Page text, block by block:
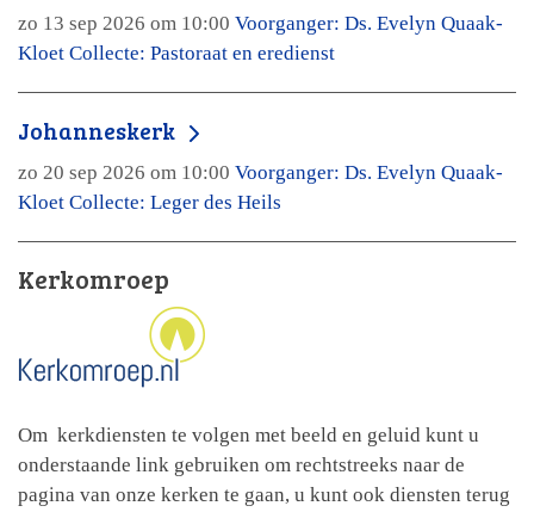
zo 13 sep 2026 om 10:00 Voorganger: Ds. Evelyn Quaak-
Kloet Collecte: Pastoraat en eredienst
Johanneskerk
zo 20 sep 2026 om 10:00 Voorganger: Ds. Evelyn Quaak-
Kloet Collecte: Leger des Heils
Kerkomroep
Om kerkdiensten te volgen met beeld en geluid kunt u
onderstaande link gebruiken om rechtstreeks naar de
pagina van onze kerken te gaan, u kunt ook diensten terug